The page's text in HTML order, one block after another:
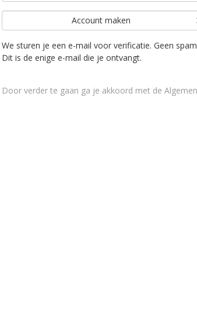
Account maken
We sturen je een e-mail voor verificatie. Geen
Dit is de enige e-mail die je ontvangt.
Door verder te gaan ga je akkoord met de